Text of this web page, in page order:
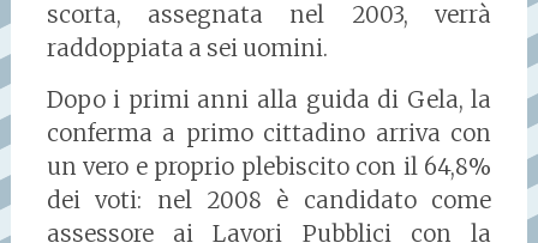
scorta, assegnata nel 2003, verrà
raddoppiata a sei uomini.
Dopo i primi anni alla guida di Gela, la
conferma a primo cittadino arriva con
un vero e proprio plebiscito con il 64,8%
dei voti: nel 2008 è candidato come
assessore ai Lavori Pubblici con la